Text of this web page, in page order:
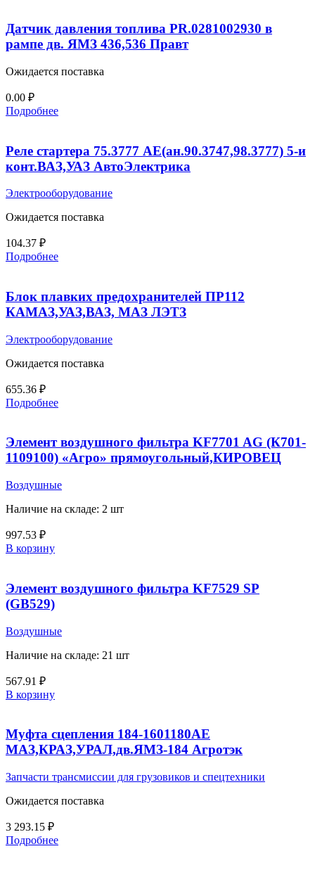
Датчик давления топлива PR.0281002930 в
рампе дв. ЯМЗ 436,536 Правт
Ожидается поставка
0.00 ₽
Подробнее
Реле стартера 75.3777 AE(ан.90.3747,98.3777) 5-и
конт.ВАЗ,УАЗ АвтоЭлектрика
Электрооборудование
Ожидается поставка
104.37 ₽
Подробнее
Блок плавких предохранителей ПР112
КАМАЗ,УАЗ,ВАЗ, МАЗ ЛЭТЗ
Электрооборудование
Ожидается поставка
655.36 ₽
Подробнее
Элемент воздушного фильтра KF7701 AG (К701-
1109100) «Агро» прямоугольный,КИРОВЕЦ
Воздушные
Наличие на складе: 2 шт
997.53 ₽
В корзину
Элемент воздушного фильтра KF7529 SP
(GB529)
Воздушные
Наличие на складе: 21 шт
567.91 ₽
В корзину
Муфта сцепления 184-1601180АЕ
МАЗ,КРАЗ,УРАЛ,дв.ЯМЗ-184 Агротэк
Запчасти трансмиссии для грузовиков и спецтехники
Ожидается поставка
3 293.15 ₽
Подробнее